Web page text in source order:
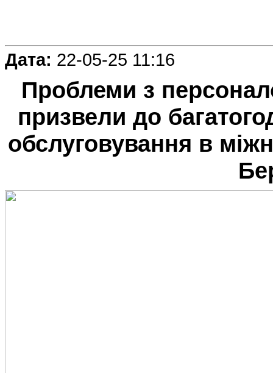
Дата: 22-05-25 11:16
Проблеми з
призвели до
обслуговування в